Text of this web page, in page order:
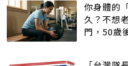
你身體的
久？不想
門，50歲